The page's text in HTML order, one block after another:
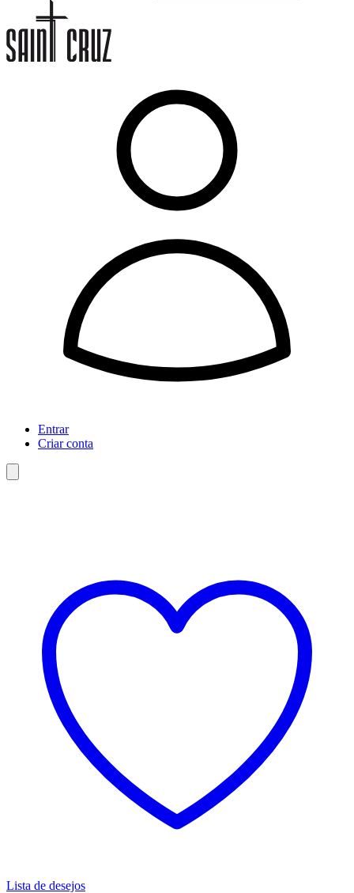
Entrar
Criar conta
Lista de desejos